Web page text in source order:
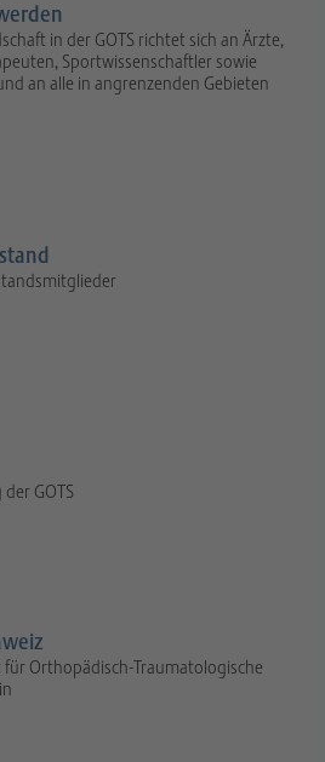
in der GOTS richtet sich an Ärzte,
Sportwissenschaftler sowie
an alle in angrenzenden Gebieten
GOTS
für Orthopädisch-Traumatologische